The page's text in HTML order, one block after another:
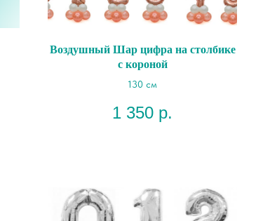
Воздушный Шар цифра на столбике
с короной
130 см
1 350 р.